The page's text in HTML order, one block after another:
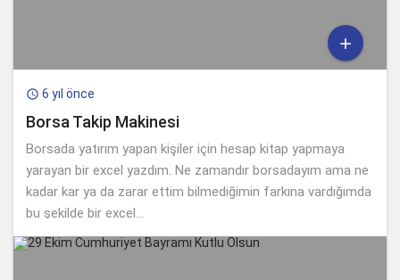

 6 yıl önce
Borsa Takip Makinesi
Borsada yatırım yapan kişiler için hesap kitap yapmaya
yarayan bir excel yazdım. Ne zamandır borsadayım ama ne
kadar kar ya da zarar ettim bilmediğimin farkına vardığımda
bu şekilde bir excel...